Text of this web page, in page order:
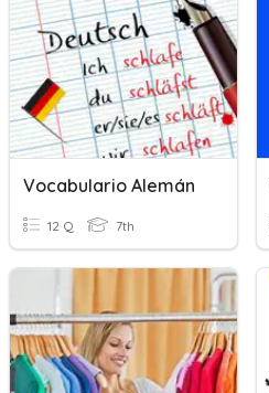
Vocabulario Alemán
12 Q 7th